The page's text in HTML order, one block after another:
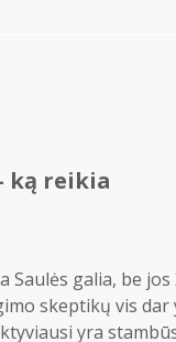
ką reikia
Saulės galia, be
skeptikų vis dar
yra